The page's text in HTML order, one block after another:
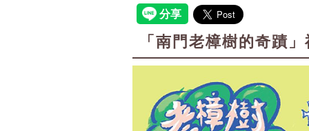
「南門老樟樹的奇蹟